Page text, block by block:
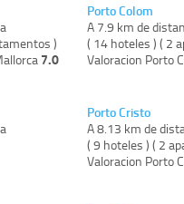
)
7.0
Porto Colom
A 7.9 km de
( 14 hoteles ) ( 2
Valoracion Porto
Porto Cristo
A 8.13 km de
( 9 hoteles ) ( 2
Valoracion Porto